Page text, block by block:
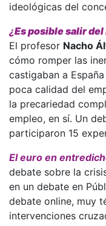
ideológicas del
¿Es posible salir
El profesor Nacho
cómo romper las
castigaban a
poca calidad del
la precariedad
empleo, en sí. Un
participaron 15
El euro en
debate sobre la
en un debate en
debate online, muy
intervenciones